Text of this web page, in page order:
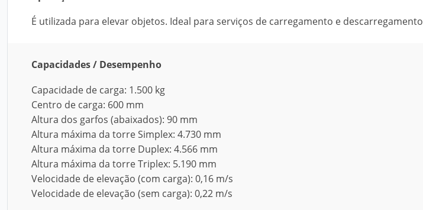
É utilizada para elevar objetos. Ideal para serviços de carregamento e descarregamento
Capacidades / Desempenho
Capacidade de carga: 1.500 kg
Centro de carga: 600 mm
Altura dos garfos (abaixados): 90 mm
Altura máxima da torre Simplex: 4.730 mm
Altura máxima da torre Duplex: 4.566 mm
Altura máxima da torre Triplex: 5.190 mm
Velocidade de elevação (com carga): 0,16 m/s
Velocidade de elevação (sem carga): 0,22 m/s